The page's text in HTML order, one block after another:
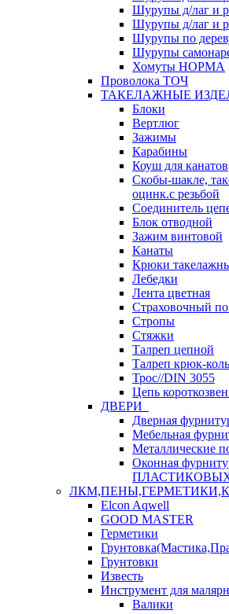
Шурупы д/лаг и
Шурупы д/лаг и
Шурупы по
Шурупы
Хомуты НОРМА
Проволока ТОЧ
ТАКЕЛАЖНЫЕ
Блоки
Вертлюг
Зажимы
Карабины
Коуш для канатов
Скобы-шакле,
оцинк.с резьбой
Соединитель
Блок отводной
Зажим винтовой
Канаты
Крюки
Лебедки
Лента цветная
Страховочный
Стропы
Стяжки
Талреп цепной
Талреп крюк-
Трос//DIN 3055
Цепь
ДВЕРИ
Дверная
Мебельная
Металлические
Оконная
Elcon Aqwell
GOOD MASTER
Герметики
Грунтовки
Известь
Инструмент для
Валики